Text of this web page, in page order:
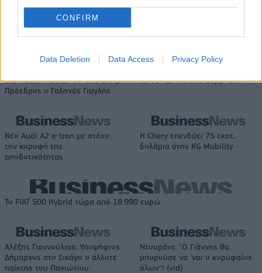
CONFIRM
Data Deletion Data Access Privacy Policy
εξάμηνο 2026 με
προσαρμοσμένο EBITDA στα 1,2
δισ. ευρώ
IAB Hellas: Νέα Διοικούσα Επιτροπή και νέο Διοικητικό Συμβούλιο -
Πρόεδρος ο Γαληνός Γιαγλής
Νέο Audi A2 e-tron με στόχο
την κορυφή της
αποδοτικότητας
Η Chery επενδύει 75 εκατ.
δολάρια στην KG Mobility
Το FIAT 500 Hybrid τώρα από 18.990 ευρώ
Αλέξης Γιαννούλιας: Υποψήφιος
Δήμαρχος στο Σικάγο ο άλλοτε
παίκτης του Πανιώνιου
Ντουράντ: "Ο Γιάννης θα
μπορούσε να 'ναι ο κορυφαίος
όλων"! (vid)